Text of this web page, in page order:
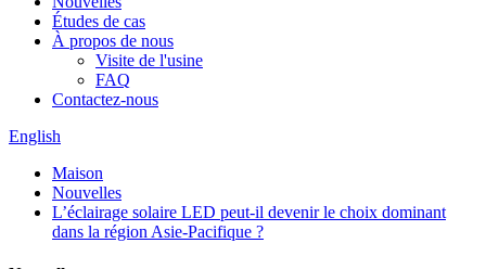
Études de cas
À propos de nous
Visite de l'usine
FAQ
Contactez-nous
English
Maison
Nouvelles
L’éclairage solaire LED peut-il devenir le choix dominant
dans la région Asie-Pacifique ?